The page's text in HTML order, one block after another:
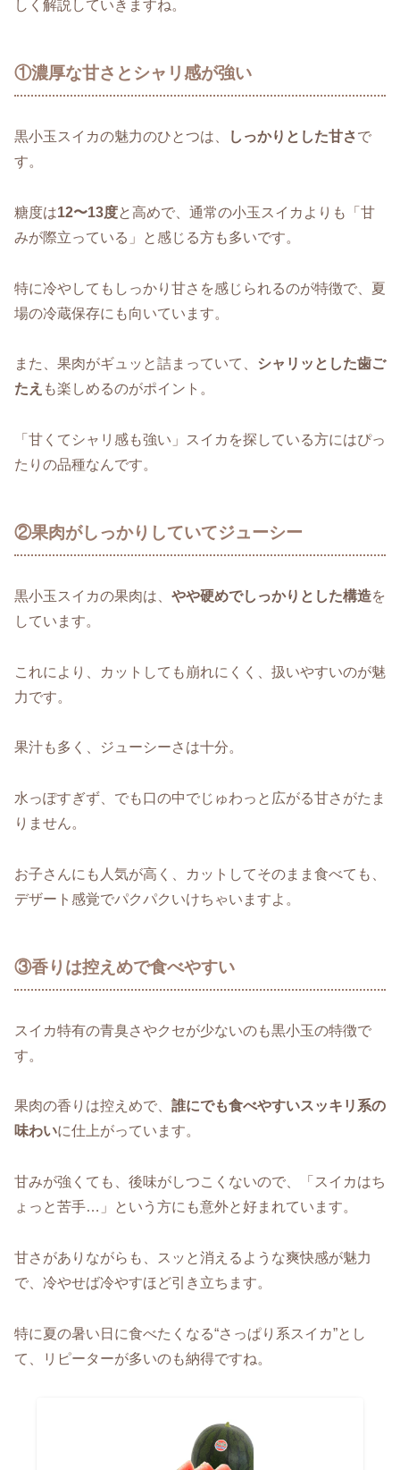
しく解説していきますね。
①濃厚な甘さとシャリ感が強い
黒小玉スイカの魅力のひとつは、 しっかりとした甘さで
す。
糖度は12〜13度と高めで、通常の小玉スイカよりも「甘
みが際立っている」と感じる方も多いです。
特に冷やしてもしっかり甘さを感じられるのが特徴で、夏
場の冷蔵保存にも向いています。
また、果肉がギュッと詰まっていて、
シャリッとした歯ご
たえ も楽しめるのがポイント。
「甘くてシャリ感も強い」スイカを探している方にはぴっ
たりの品種なんです。
②果肉がしっかりしていてジューシー
黒小玉スイカの果肉は、 やや硬めでしっかりとした構造を
しています。
これにより、カットしても崩れにくく、扱いやすいのが魅
力です。
果汁も多く、ジューシーさは十分。
水っぽすぎず、でも口の中でじゅわっと広がる甘さがたま
りません。
お子さんにも人気が高く、カットしてそのまま食べても、
デザート感覚でパクパクいけちゃいますよ。
③香りは控えめで食べやすい
スイカ特有の青臭さやクセが少ないのも黒小玉の特徴で
す。
果肉の香りは控えめで、 誰にでも食べやすいスッキリ系の
味わいに仕上がっています。
甘みが強くても、後味がしつこくないので、「スイカはち
ょっと苦手…」という方にも意外と好まれています。
甘さがありながらも、スッと消えるような爽快感が魅力
で、冷やせば冷やすほど引き立ちます。
特に夏の暑い日に食べたくなる“さっぱり系スイカ”とし
て、リピーターが多いのも納得ですね。